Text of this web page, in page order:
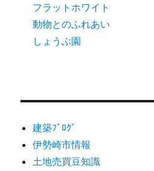
フラットホワイト
動物とのふれあい
しょうぶ園
建築ﾌﾞﾛｸﾞ
伊勢崎市情報
土地売買豆知識